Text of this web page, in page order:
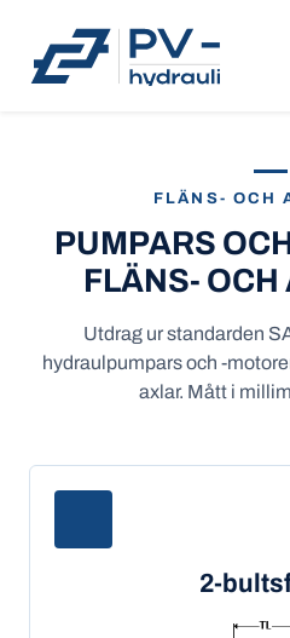
FLÄNS- OCH
PUMPARS
FLÄNS-
Utdrag ur standarden
hydraulpumpars och -
axlar. Mått i
2-